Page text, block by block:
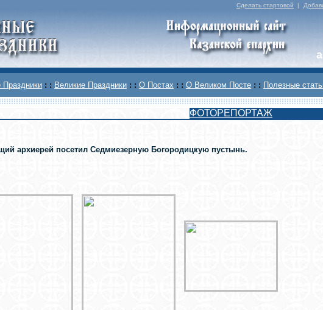
Сделать стартовой |
Праздники : : Великие Праздники : : О Постах : : О Великом Посте : : Полезные
ФОТОРЕПОРТАЖ
архиерей посетил Седмиезерную Богородицкую пустынь.